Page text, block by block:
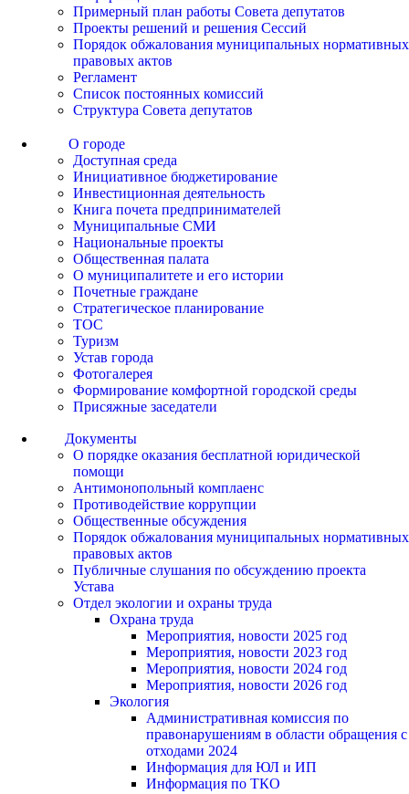
Примерный план работы Совета депутатов
Проекты решений и решения Сессий
Порядок обжалования муниципальных нормативных
правовых актов
Регламент
Список постоянных комиссий
Структура Совета депутатов
О городе
Доступная среда
Инициативное бюджетирование
Инвестиционная деятельность
Книга почета предпринимателей
Муниципальные СМИ
Национальные проекты
Общественная палата
О муниципалитете и его истории
Почетные граждане
Стратегическое планирование
ТОС
Туризм
Устав города
Фотогалерея
Формирование комфортной городской среды
Присяжные заседатели
Документы
О порядке оказания бесплатной юридической
помощи
Антимонопольный комплаенс
Противодействие коррупции
Общественные обсуждения
Порядок обжалования муниципальных нормативных
правовых актов
Публичные слушания по обсуждению проекта
Устава
Отдел экологии и охраны труда
Охрана труда
Мероприятия, новости 2025 год
Мероприятия, новости 2023 год
Мероприятия, новости 2024 год
Мероприятия, новости 2026 год
Экология
Административная комиссия по
правонарушениям в области обращения с
отходами 2024
Информация для ЮЛ и ИП
Информация по ТКО